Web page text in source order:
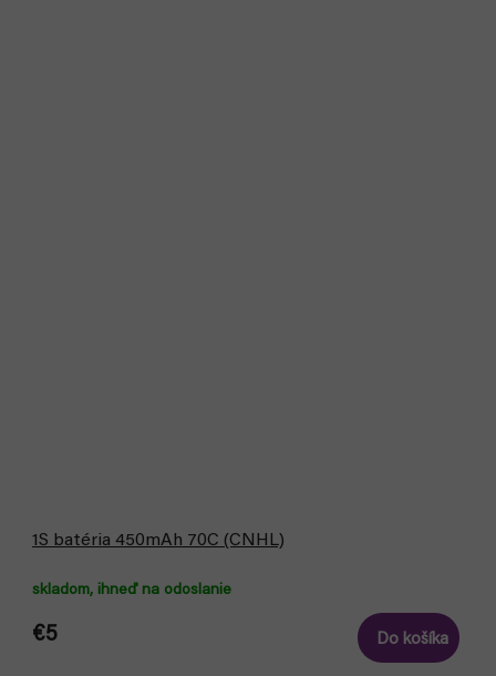
1S batéria 450mAh 70C (CNHL)
skladom, ihneď na odoslanie
€5 Do košíka